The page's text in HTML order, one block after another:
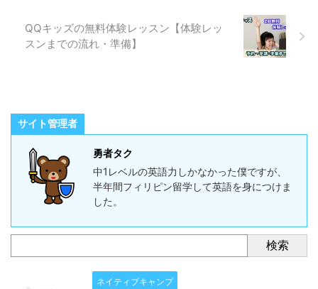
QQキッズの無料体験レッスン【体験レッ
スンまでの流れ・準備】
サイト管理者
勇者タク
中1レベルの英語力しかなかった僕ですが、
半年間フィリピン留学して英語を身につけま
した。
検索
ネイティブキャンプ